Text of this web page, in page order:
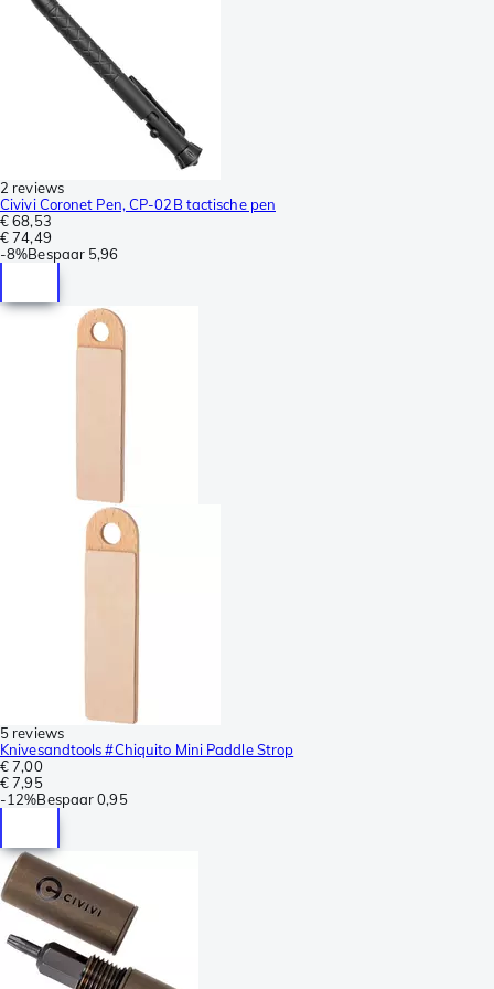
2 reviews
Civivi Coronet Pen, CP-02B tactische pen
€ 68,53
€ 74,49
-8%Bespaar 5,96
5 reviews
Knivesandtools #Chiquito Mini Paddle Strop
€ 7,00
€ 7,95
-12%Bespaar 0,95